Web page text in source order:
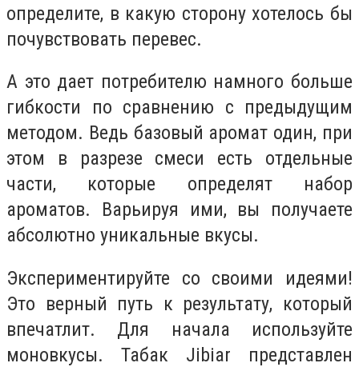
определите, в какую сторону хотелось бы
почувствовать перевес.
А это дает потребителю намного больше
гибкости по сравнению с предыдущим
методом. Ведь базовый аромат один, при
этом в разрезе смеси есть отдельные
части, которые определят набор
ароматов. Варьируя ими, вы получаете
абсолютно уникальные вкусы.
Экспериментируйте со своими идеями!
Это верный путь к результату, который
впечатлит. Для начала используйте
моновкусы. Табак Jibiar представлен